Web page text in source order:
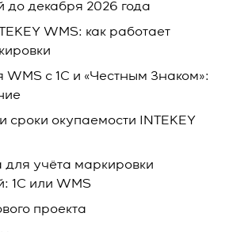
до декабря 2026 года
WMS: как работает
WMS с 1С и «Честным Знаком»:
сроки окупаемости INTEKEY
для учёта маркировки
1С или WMS
проекта